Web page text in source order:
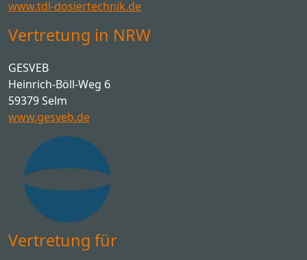
www.tdl-dosiertechnik.de
Vertretung in NRW
GESVEB
Heinrich-Böll-Weg 6
59379 Selm
www.gesveb.de
Vertretung für